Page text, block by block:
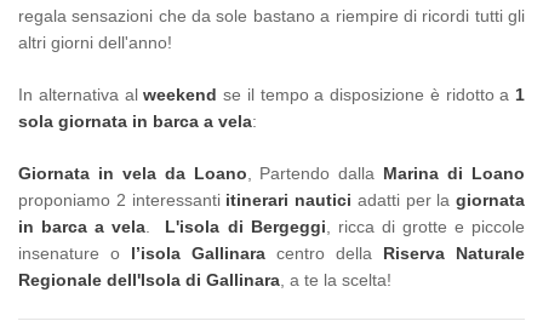
regala sensazioni che da sole bastano a riempire di ricordi tutti gli
altri giorni dell'anno!
In alternativa alweekend se il tempo a disposizione è ridotto a 1
sola giornata in barca a vela:
Giornata in vela da Loano , Partendo dalla Marina di Loano
proponiamo 2 interessanti itinerari nautici adatti per la giornata
in barca a vela
L'isola di Bergeggi , ricca di grotte e piccole
insenature o l’isola Gallinara centro della Riserva Naturale
Regionale dell'Isola di Gallinara , a te la scelta!